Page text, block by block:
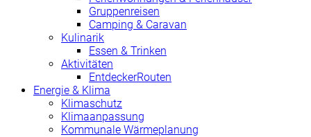
Gruppenreisen
Camping & Caravan
Kulinarik
Essen & Trinken
Aktivitäten
EntdeckerRouten
Energie & Klima
Klimaschutz
Klimaanpassung
Kommunale Wärmeplanung